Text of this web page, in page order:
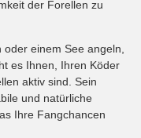
der Forellen zu
einem See angeln,
es Ihnen, Ihren Köder
aktiv sind. Sein
und natürliche
Ihre Fangchancen